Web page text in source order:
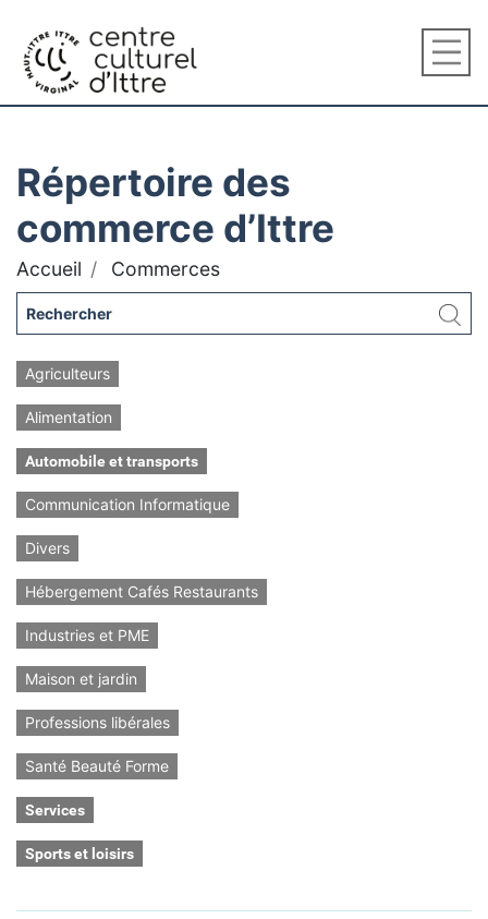
Répertoire des
commerce d’Ittre
Accueil Commerces
Agriculteurs
Alimentation
Automobile et transports
Communication Informatique
Divers
Hébergement Cafés Restaurants
Industries et PME
Maison et jardin
Professions libérales
Santé Beauté Forme
Services
Sports et loisirs